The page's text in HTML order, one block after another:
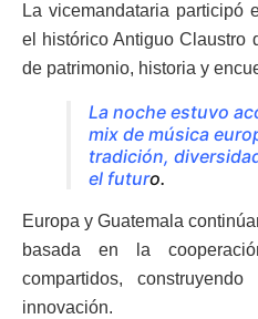
La vicemandataria participó
el histórico Antiguo Claustro
de patrimonio, historia y
La noche estuvo
mix de música
tradición,
el futuro.
Europa y Guatemala
basada en la
compartidos,
innovación.